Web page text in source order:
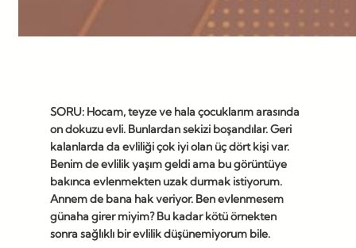
SORU: Hocam, teyze ve hala çocuklarım arasında
on dokuzu evli. Bunlardan sekizi boşandılar. Geri
kalanlarda da evliliği çok iyi olan üç dört kişi var.
Benim de evlilik yaşım geldi ama bu görüntüye
bakınca evlenmekten uzak durmak istiyorum.
Annem de bana hak veriyor. Ben evlenmesem
günaha girer miyim? Bu kadar kötü örnekten
sonra sağlıklı bir evlilik düşünemiyorum bile.